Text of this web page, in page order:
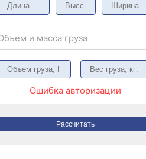
и масса груза
Ошибка авторизации
Рассчитать